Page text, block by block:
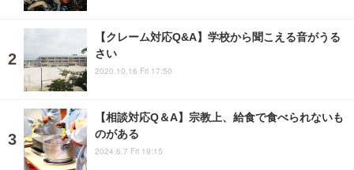
【クレーム対応Q&A】学校から聞こえる音がうる
さい
2020.10.16 Fri 17:50
【相談対応Q＆A】宗教上、給食で食べられないも
のがある
2024.6.7 Fri 19:15